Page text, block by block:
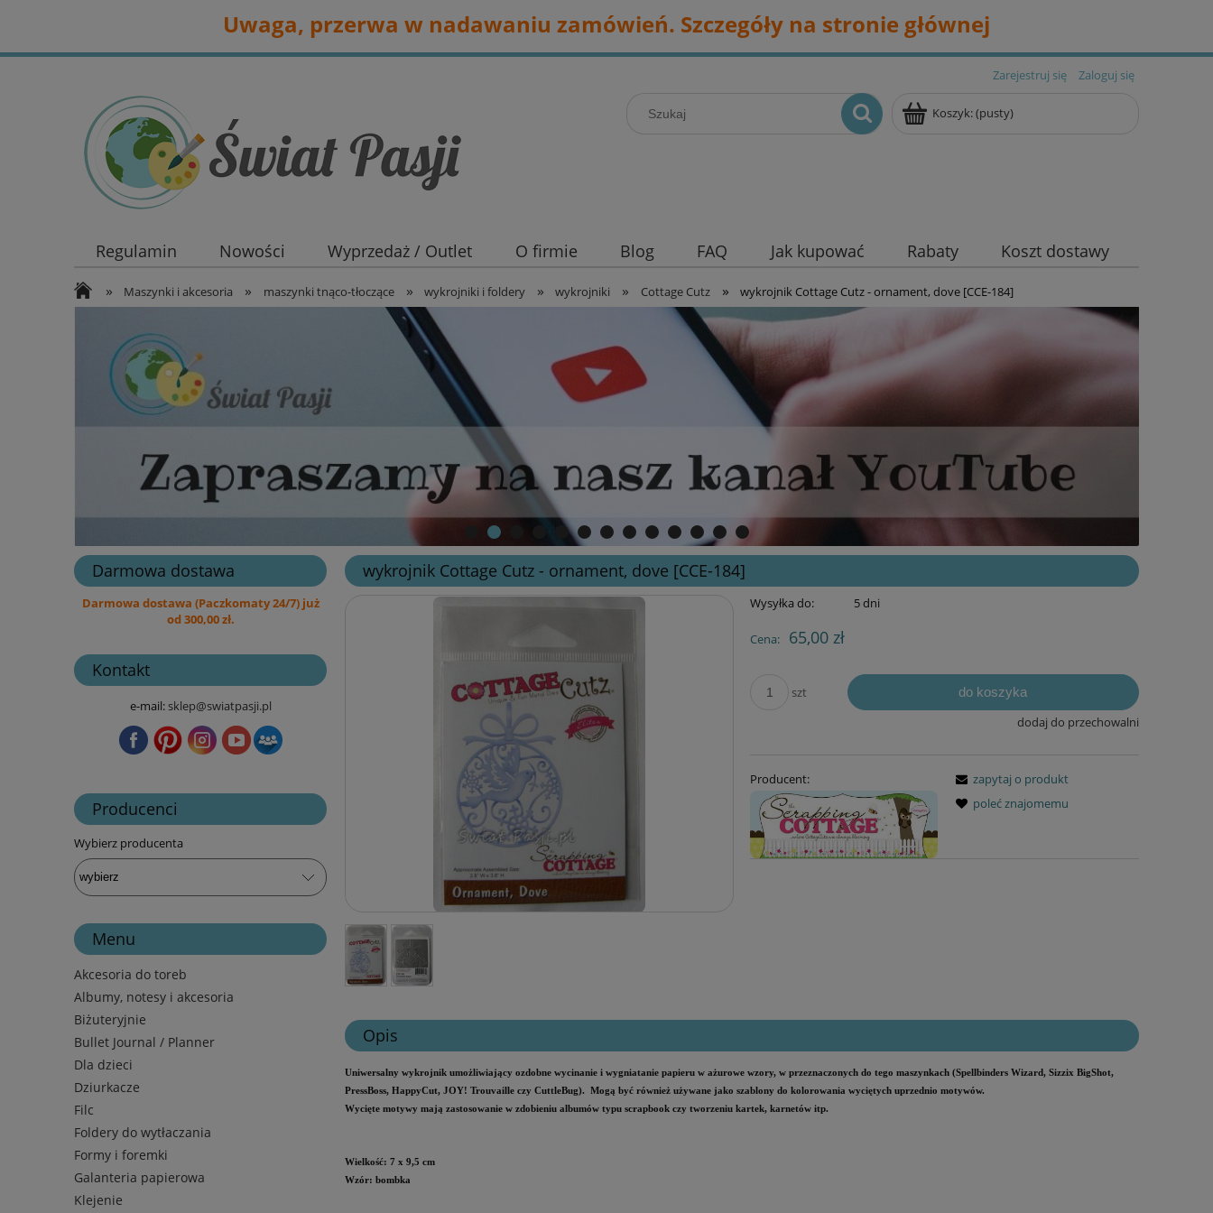
Uwaga, przerwa w nadawaniu zamówień. Szczegóły na stronie głównej
Zarejestruj się Zaloguj się
Koszyk:(pusty)
Regulamin Nowości Wyprzedaż / Outlet O firmie Blog FAQ Jak kupować Rabaty Koszt dostawy
» Maszynki i akcesoria » maszynki tnąco-tłoczące » wykrojniki i foldery » wykrojniki » Cottage Cutz » wykrojnik Cottage Cutz - ornament, dove [CCE-184]
Darmowa dostawa
Darmowa dostawa (Paczkomaty 24/7) już
od 300,00 zł.
Kontakt
e-mail:sklep@swiatpasji.pl
Producenci
Wybierz producenta
Menu
Akcesoria do toreb
Albumy, notesy i akcesoria
Biżuteryjnie
Bullet Journal / Planner
Dla dzieci
Dziurkacze
Filc
Foldery do wytłaczania
Formy i foremki
Galanteria papierowa
Klejenie
wykrojnik Cottage Cutz - ornament, dove [CCE-184]
Wysyłka do: 5 dni
Cena: 65,00 zł
szt do koszyka
dodaj do przechowalni
Producent:
zapytaj o produkt
poleć znajomemu
Opis
Uniwersalny wykrojnik umożliwiający ozdobne wycinanie i wygniatanie papieru w ażurowe wzory, w przeznaczonych do tego maszynkach (Spellbinders Wizard, Sizzix BigShot,
PressBoss, HappyCut, JOY! Trouvaille czy CuttleBug). Mogą być również używane jako szablony do kolorowania wyciętych uprzednio motywów.
Wycięte motywy mają zastosowanie w zdobieniu albumów typu scrapbook czy tworzeniu kartek, karnetów itp.
Wielkość: 7 x 9,5 cm
Wzór: bombka